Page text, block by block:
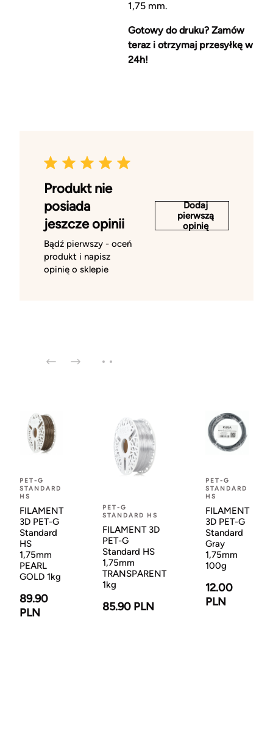
1,75 mm.
Gotowy do druku? Zamów
teraz i otrzymaj przesyłkę w
24h!
Produkt nie
posiada
jeszcze opinii
Bądź pierwszy - oceń
produkt i napisz
opinię o sklepie
Dodaj
pierwszą
opinię
PET-G
STANDARD
HS
FILAMENT
3D PET-G
Standard
HS
1,75mm
PEARL
GOLD 1kg
89.90
PLN
PET-G
STANDARD HS
FILAMENT 3D
PET-G
Standard HS
1,75mm
TRANSPARENT
1kg
85.90 PLN
PET-G
STANDARD
HS
FILAMENT
3D PET-G
Standard
Gray
1,75mm
100g
12.00
PLN